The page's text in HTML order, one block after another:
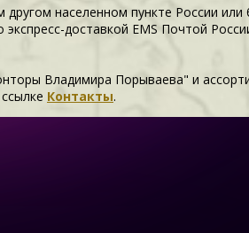
другом населенном пункте России
доставкой EMS Почтой
Владимира Порываева" и
Контакты.